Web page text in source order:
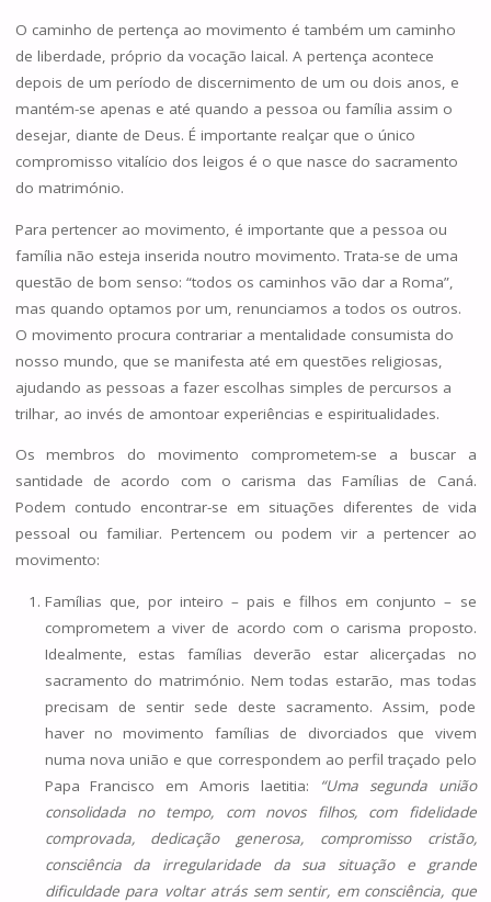
O caminho de pertença ao movimento é também um caminho
de liberdade, próprio da vocação laical. A pertença acontece
depois de um período de discernimento de um ou dois anos, e
mantém-se apenas e até quando a pessoa ou família assim o
desejar, diante de Deus. É importante realçar que o único
compromisso vitalício dos leigos é o que nasce do sacramento
do matrimónio.
Para pertencer ao movimento, é importante que a pessoa ou
família não esteja inserida noutro movimento. Trata-se de uma
questão de bom senso: “todos os caminhos vão dar a Roma”,
mas quando optamos por um, renunciamos a todos os outros.
O movimento procura contrariar a mentalidade consumista do
nosso mundo, que se manifesta até em questões religiosas,
ajudando as pessoas a fazer escolhas simples de percursos a
trilhar, ao invés de amontoar experiências e espiritualidades.
Os membros do movimento comprometem-se a buscar a
santidade de acordo com o carisma das Famílias de Caná.
Podem contudo encontrar-se em situações diferentes de vida
pessoal ou familiar. Pertencem ou podem vir a pertencer ao
movimento:
Famílias que, por inteiro – pais e filhos em conjunto – se
comprometem a viver de acordo com o carisma proposto.
Idealmente, estas famílias deverão estar alicerçadas no
sacramento do matrimónio. Nem todas estarão, mas todas
precisam de sentir sede deste sacramento. Assim, pode
haver no movimento famílias de divorciados que vivem
numa nova união e que correspondem ao perfil traçado pelo
Papa Francisco em Amoris laetitia:
“Uma segunda união
consolidada no tempo, com novos filhos, com fidelidade
comprovada, dedicação generosa, compromisso cristão,
consciência da irregularidade da sua situação e grande
dificuldade para voltar atrás sem sentir, em consciência, que